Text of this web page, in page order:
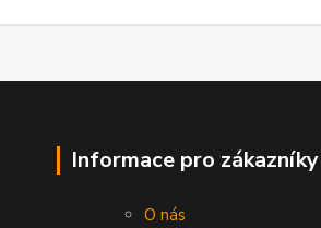
Informace pro zákazníky
O nás